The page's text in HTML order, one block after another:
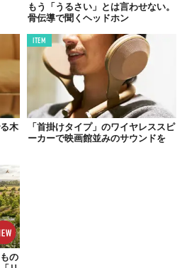
©Makuake
SDカード）挿入で音楽を再生す
る心配なく枕の下に入っていても安
める。
している間の10分充電で1時間程度
バッテリー切れを気にすることなく
。
ろうか。
Speaker」』
ージ】
project/pillow-speaker/
もう「うるさい」とは言わせない。
骨伝導で聞くヘッドホン
木
ITEM
「首掛けタイプ」のワイヤレススピ
ーカーで映画館並みのサウンドを
の